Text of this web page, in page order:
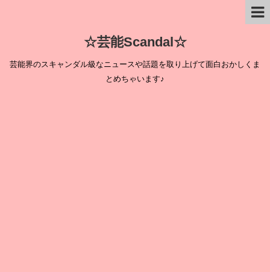
☆芸能Scandal☆
芸能界のスキャンダル級なニュースや話題を取り上げて面白おかしくま
とめちゃいます♪